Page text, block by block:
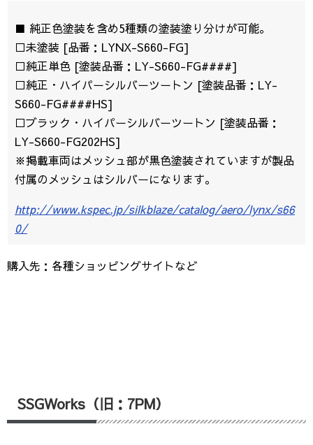
■ 純正色塗装を含め5種類の塗装塗り分けが可能。
□未塗装 [品番：LYNX-S660-FG]
□純正単色 [塗装品番：LY-S660-FG####]
□純正・ハイパーシルバーツートン [塗装品番：LY-
S660-FG####HS]
□ブラック・ハイパーシルバーツートン [塗装品番：
LY-S660-FG202HS]
※掲載車両はメッシュ部が黒色塗装されていますが製品
付属のメッシュはシルバーになります。
http://www.kspec.jp/silkblaze/catalog/aero/lynx/s66
0/
購入先：各種ショッピングサイトなど
SSGWorks（旧：7PM）